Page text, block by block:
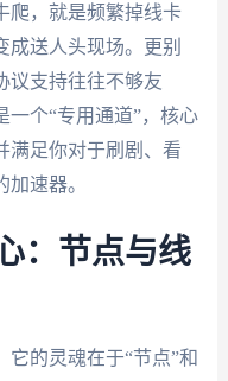
爬，就是频繁掉线卡
成送人头现场。更别
议支持往往不够友
一个“专用通道”，核心
满足你对于刷剧、看
速器。
：节点与线
它的灵魂在于“节点”和